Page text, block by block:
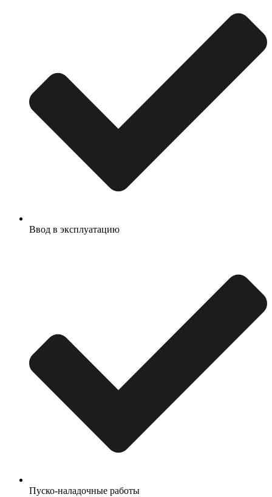
Ввод в эксплуатацию
Пуско-наладочные работы